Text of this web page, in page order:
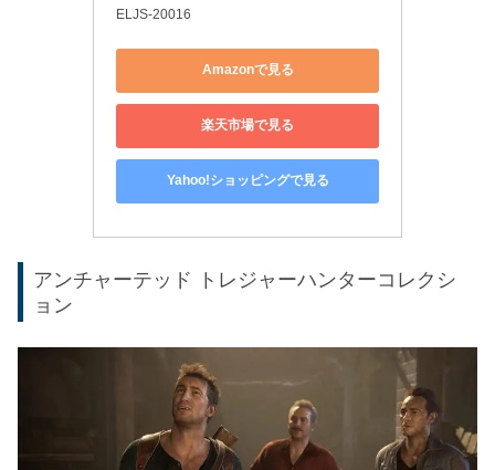
ELJS-20016
Amazonで見る
楽天市場で見る
Yahoo!ショッピングで見る
アンチャーテッド トレジャーハンターコレクシ
ョン